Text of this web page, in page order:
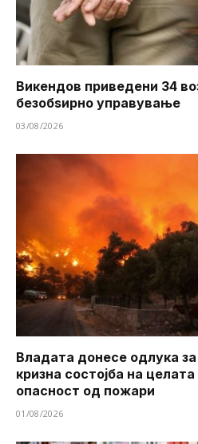
Викендов приведени 34
безобѕирно управување
03/08/2026
Владата донесе одлука
кризна состојба на
опасност од пожари
01/08/2026